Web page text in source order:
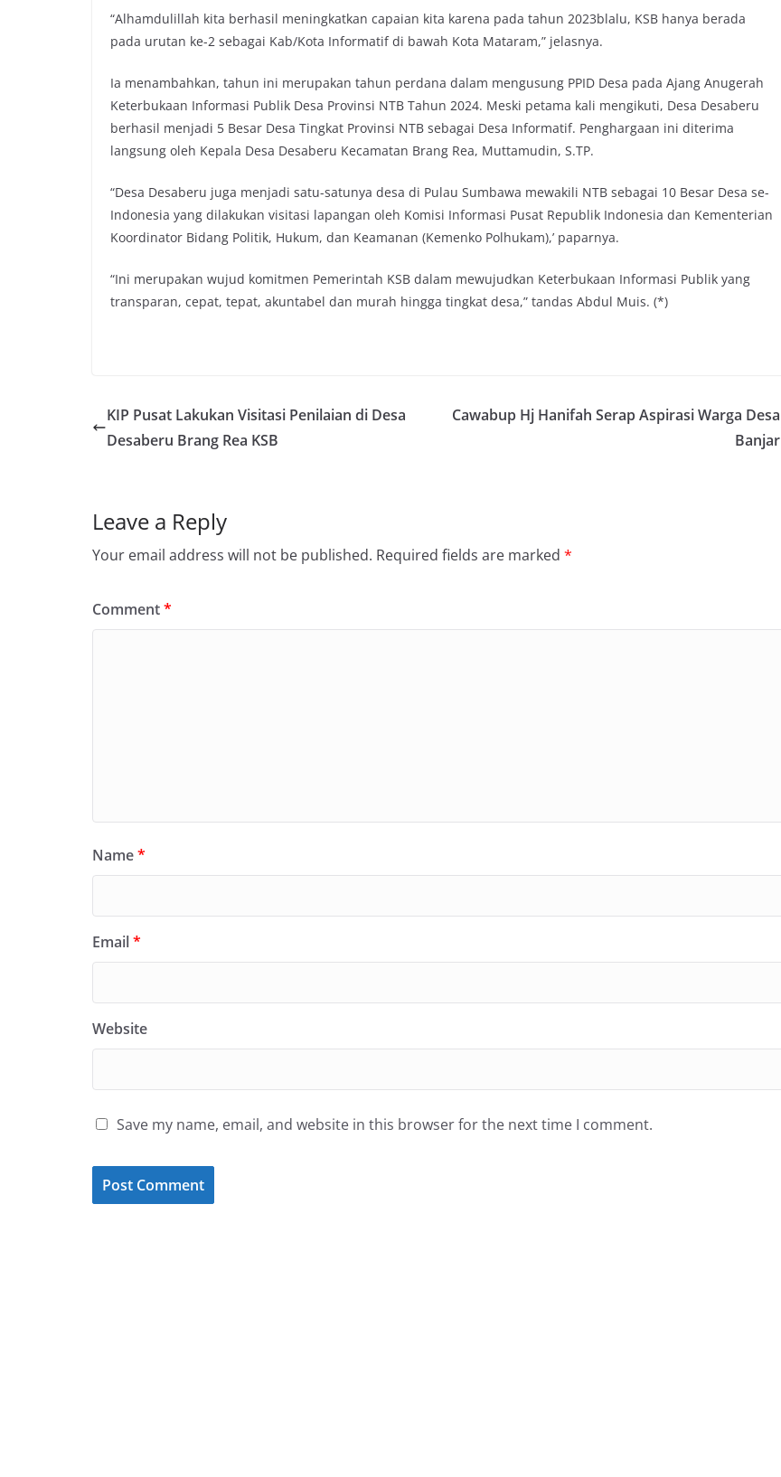
“Alhamdulillah kita berhasil meningkatkan capaian kita karena pada tahun 2023blalu, KSB hanya berada
pada urutan ke-2 sebagai Kab/Kota Informatif di bawah Kota Mataram,” jelasnya.
Ia menambahkan, tahun ini merupakan tahun perdana dalam mengusung PPID Desa pada Ajang Anugerah
Keterbukaan Informasi Publik Desa Provinsi NTB Tahun 2024. Meski petama kali mengikuti, Desa Desaberu
berhasil menjadi 5 Besar Desa Tingkat Provinsi NTB sebagai Desa Informatif. Penghargaan ini diterima
langsung oleh Kepala Desa Desaberu Kecamatan Brang Rea, Muttamudin, S.TP.
“Desa Desaberu juga menjadi satu-satunya desa di Pulau Sumbawa mewakili NTB sebagai 10 Besar Desa se-
Indonesia yang dilakukan visitasi lapangan oleh Komisi Informasi Pusat Republik Indonesia dan Kementerian
Koordinator Bidang Politik, Hukum, dan Keamanan (Kemenko Polhukam),’ paparnya.
“Ini merupakan wujud komitmen Pemerintah KSB dalam mewujudkan Keterbukaan Informasi Publik yang
transparan, cepat, tepat, akuntabel dan murah hingga tingkat desa,” tandas Abdul Muis. (*)
KIP Pusat Lakukan Visitasi Penilaian di Desa
Desaberu Brang Rea KSB
Cawabup Hj Hanifah Serap Aspirasi Warga Desa
Banjar
Leave a Reply
Your email address will not be published. Required fields are marked *
Comment*
Name*
Email*
Website
Save my name, email, and website in this browser for the next time I comment.